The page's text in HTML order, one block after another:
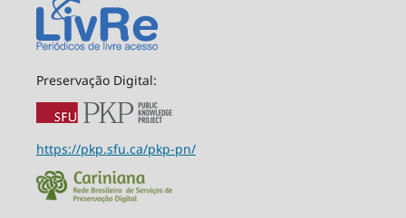
Preservação Digital:
https://pkp.sfu.ca/pkp-pn/